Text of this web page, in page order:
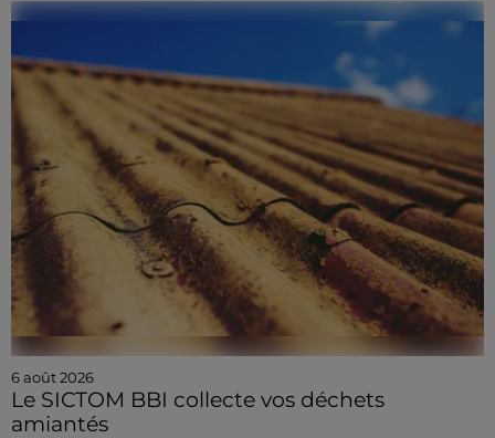
6 août 2026
Le SICTOM BBI collecte vos déchets
amiantés